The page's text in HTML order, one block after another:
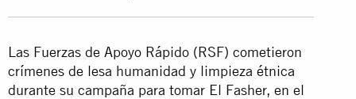
Las Fuerzas de Apoyo Rápido (RSF) cometieron
crímenes de lesa humanidad y limpieza étnica
durante su campaña para tomar El Fasher, en el